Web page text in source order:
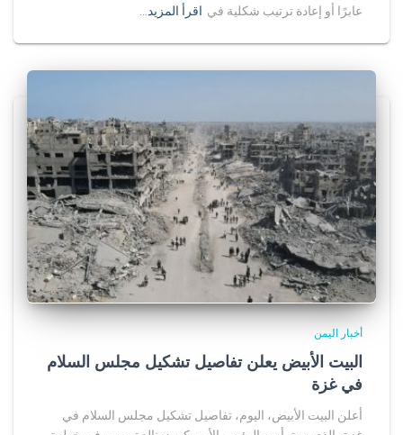
عابرًا أو إعادة ترتيب شكلية في اقرأ المزيد…
أخبار اليمن
البيت الأبيض يعلن تفاصيل تشكيل مجلس السلام
في غزة
أعلن البيت الأبيض، اليوم، تفاصيل تشكيل مجلس السلام في